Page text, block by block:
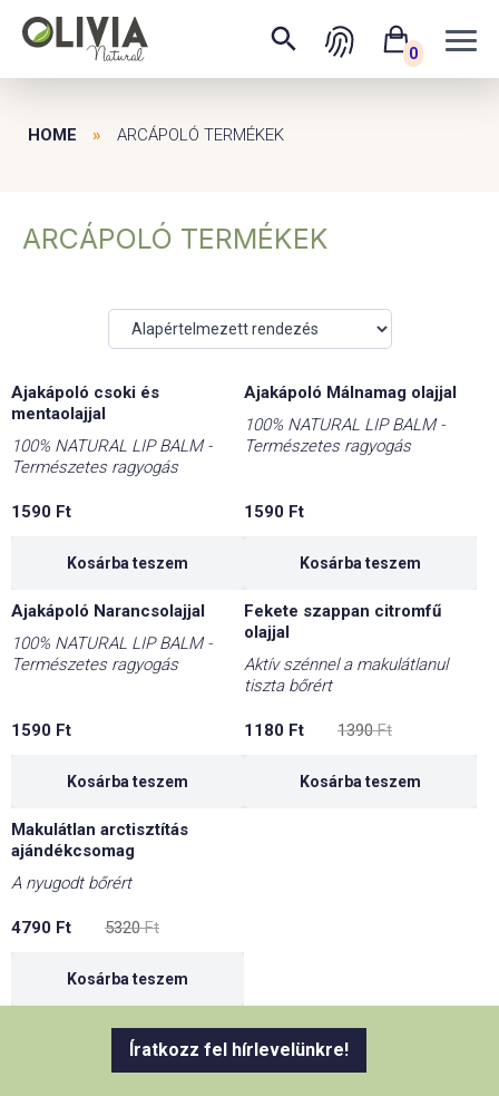
0
HOME » ARCÁPOLÓ TERMÉKEK
ARCÁPOLÓ TERMÉKEK
Ajakápoló csoki és
mentaolajjal
100% NATURAL LIP BALM -
Természetes ragyogás
1590 Ft
Kosárba teszem
Ajakápoló Málnamag olajjal
100% NATURAL LIP BALM -
Természetes ragyogás
1590 Ft
Kosárba teszem
Ajakápoló Narancsolajjal
100% NATURAL LIP BALM -
Természetes ragyogás
1590 Ft
Kosárba teszem
-15%
Fekete szappan citromfű
olajjal
Aktív szénnel a makulátlanul
tiszta bőrért
1390Ft
price
1180 Ft
price
Kosárba teszem
Makulátlan arctisztítás
ajándékcsomag
A nyugodt bőrért
5320Ft
price
4790 Ft
price
Kosárba teszem
Íratkozz fel hírlevelünkre!